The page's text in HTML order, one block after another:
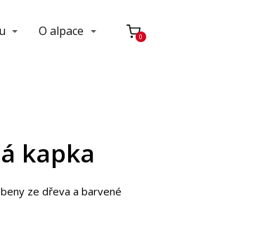
O alpace 0
kapka
ze dřeva a barvené